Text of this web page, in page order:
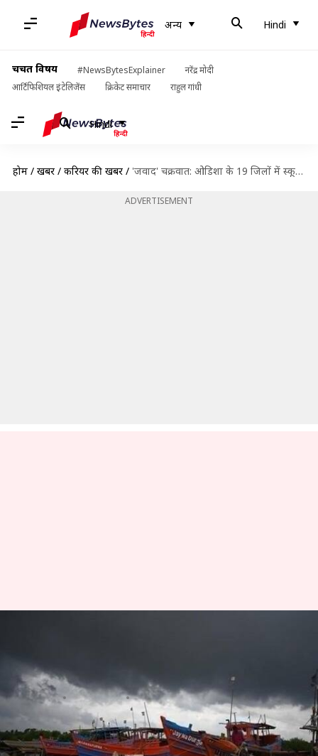
अन्य Hindi
चर्चित विषय #NewsBytesExplainer
नरेंद्र मोदी
आर्टिफिशियल इंटेलिजेंस
क्रिकेट समाचार राहुल गांधी
Hindi
होम / खबरें / करियर की खबरें / 'जवाद' चक्रवात: ओडिशा के 19 जिलों में स्कूल बंद, कई राज्यों में UGC-NET परीक्षा रद्द
ADVERTISEMENT
NET परीक्षा रद्द
लेखन तौसीफ Dec 04, 2021 01:18 pm
क्या है खबर?